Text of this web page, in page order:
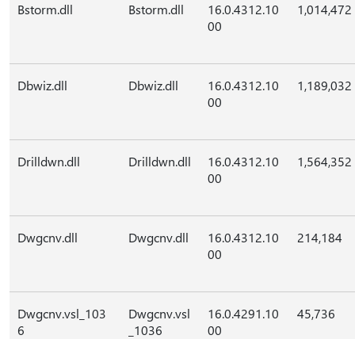
Bstorm.dll Bstorm.dll
16.0.4312.10
00
1,014,472
Dbwiz.dll Dbwiz.dll
16.0.4312.10
00
1,189,032
Drilldwn.dll Drilldwn.dll
16.0.4312.10
00
1,564,352
Dwgcnv.dll Dwgcnv.dll
16.0.4312.10
00
214,184
Dwgcnv.vsl_103
6
Dwgcnv.vsl
_1036
16.0.4291.10
00
45,736